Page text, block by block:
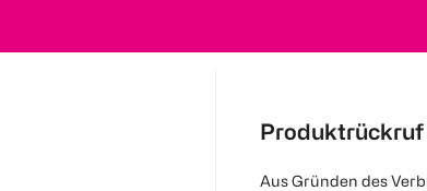
Produktrückruf
Aus Gründen des